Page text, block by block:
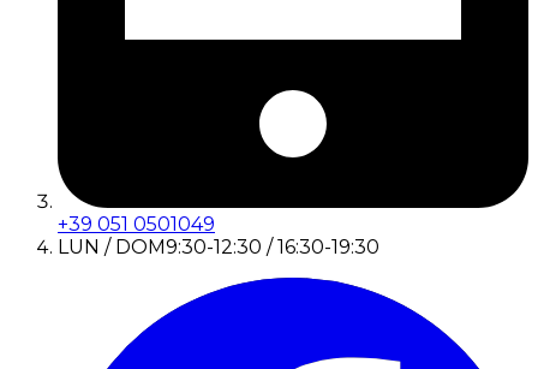
+39 051 0501049
LUN / DOM9:30-12:30 / 16:30-19:30